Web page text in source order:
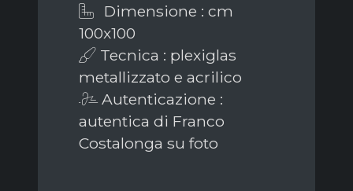
Dimensione : cm
100x100
Tecnica : plexiglas
metallizzato e acrilico
Autenticazione :
autentica di Franco
Costalonga su foto